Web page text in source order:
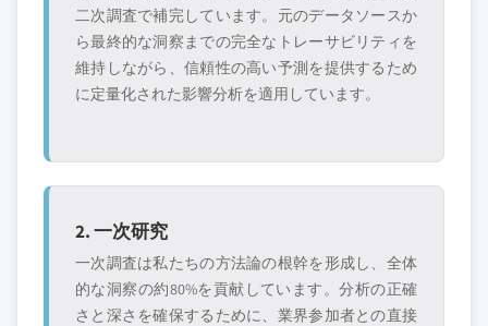
二次調査で補完しています。元のデータソースか
ら最終的な洞察までの完全なトレーサビリティを
維持しながら、信頼性の高い予測を提供するため
に定量化された影響分析を適用しています。
2. 一次研究
一次調査は私たちの方法論の根幹を形成し、全体
的な洞察の約80%を貢献しています。分析の正確
さと深さを確保するために、業界参加者との直接